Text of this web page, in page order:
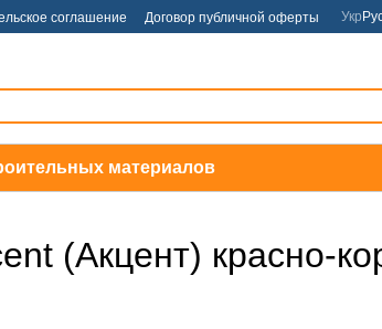
соглашение Договор публичной оферты Укр
материалов
(Акцент) красно-